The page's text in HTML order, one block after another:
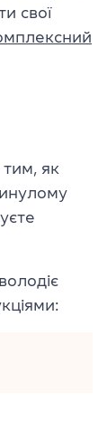
свої
як